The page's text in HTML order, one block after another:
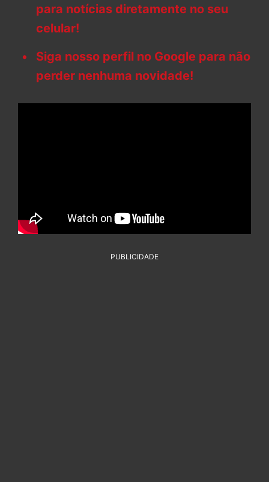
para notícias diretamente no seu
celular!
Siga nosso perfil no Google para não
perder nenhuma novidade!
PUBLICIDADE